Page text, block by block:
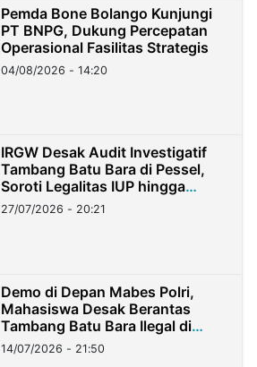
Pemda Bone Bolango Kunjungi
PT BNPG, Dukung Percepatan
Operasional Fasilitas Strategis
04/08/2026 - 14:20
IRGW Desak Audit Investigatif
Tambang Batu Bara di Pessel,
Soroti Legalitas IUP hingga
Stockpile
27/07/2026 - 20:21
Demo di Depan Mabes Polri,
Mahasiswa Desak Berantas
Tambang Batu Bara Ilegal di
Lampung
14/07/2026 - 21:50